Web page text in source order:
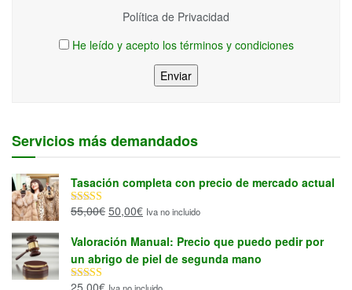
Política de Privacidad
He leído y acepto los términos y condiciones
Enviar
Servicios más demandados
Tasación completa con precio de mercado actual
Valorado con
55,00€ El
original
era:
50,00€El
actual
es:
Iva no incluido
Valoración Manual: Precio que puedo pedir por
un abrigo de piel de segunda mano
25,00€ Iva no incluido